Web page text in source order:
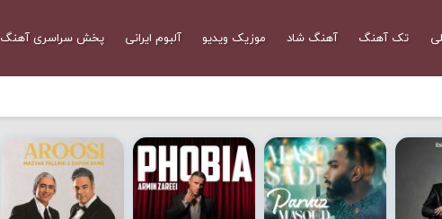
تک آهنگ آهنگ شاد موزیک ویدیو آلبوم ایرانی پخش سراسری آهنگ